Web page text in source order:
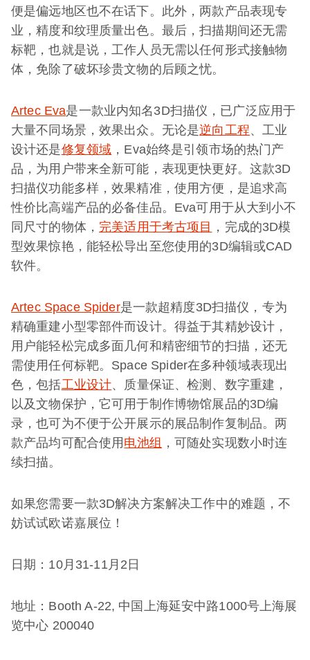
便是偏远地区也不在话下。此外，两款产品表现专
业，精度和纹理质量出色。最后，扫描期间还无需
标靶，也就是说，工作人员无需以任何形式接触物
体，免除了破坏珍贵文物的后顾之忧。
Artec Eva是一款业内知名3D扫描仪，已广泛应用于
大量不同场景，效果出众。无论是逆向工程、工业
设计还是修复领域 ，Eva始终是引领市场的热门产
品，为用户带来全新可能，表现更快更好。这款3D
扫描仪功能多样，效果精准，使用方便，是追求高
性价比高端产品的必备佳品。Eva可用于从大到小不
同尺寸的物体， 完美适用于考古项目
，完成的3D模
型效果惊艳，能轻松导出至您使用的3D编辑或CAD
软件。
Artec Space Spider是一款超精度3D扫描仪，专为
精确重建小型零部件而设计。得益于其精妙设计，
用户能轻松完成多面几何和精密细节的扫描，还无
需使用任何标靶。Space Spider在多种领域表现出
色，包括工业设计、质量保证、检测、数字重建，
以及文物保护，它可用于制作博物馆展品的3D编
录，也可为不便于公开展示的展品制作复制品。两
款产品均可配合使用 电池组 ，可随处实现数小时连
续扫描。
如果您需要一款3D解决方案解决工作中的难题，不
妨试试欧诺嘉展位！
日期：10月31-11月2日
地址：Booth A-22, 中国上海延安中路1000号上海展
览中心 200040